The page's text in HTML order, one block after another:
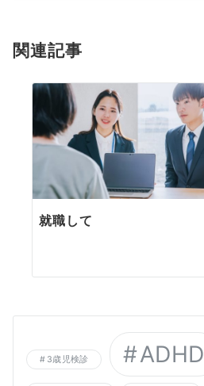
ョ
ン
関連記事
就職して
3歳児検診 ADHD